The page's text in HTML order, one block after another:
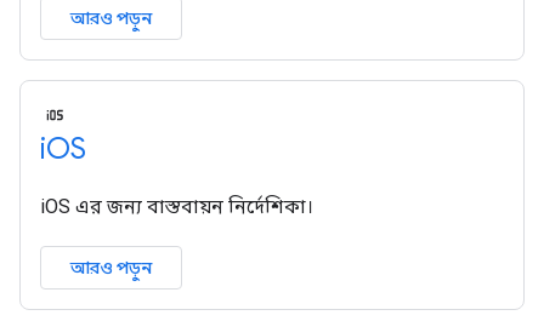
আরও পড়ুন
iOS
iOS এর জন্য বাস্তবায়ন নির্দেশিকা।
আরও পড়ুন